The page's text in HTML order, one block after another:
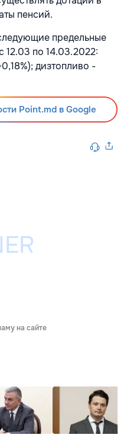
пенсий.
предельные
12.03 по 14.03.2022:
дизтопливо -
Point.md в Google
на сайте